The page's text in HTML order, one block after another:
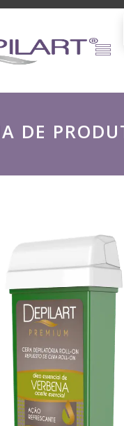
A DE PRODU